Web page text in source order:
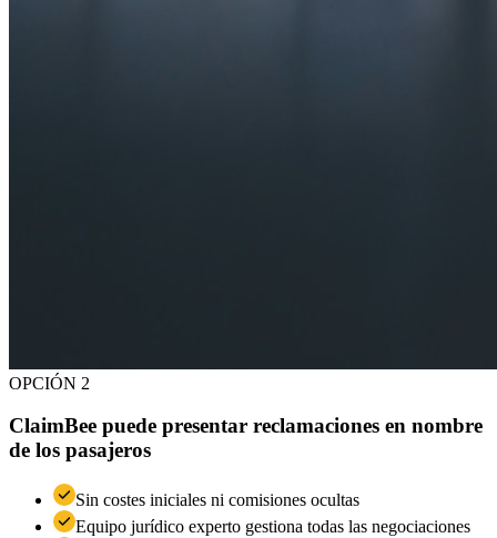
OPCIÓN 2
ClaimBee puede presentar reclamaciones en nombre
de los pasajeros
Sin costes iniciales ni comisiones ocultas
Equipo jurídico experto gestiona todas las negociaciones